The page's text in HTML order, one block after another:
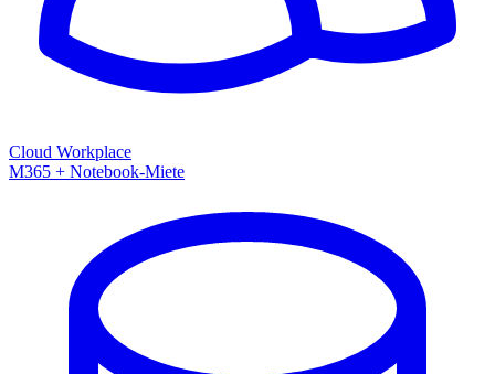
Cloud Workplace
M365 + Notebook-Miete